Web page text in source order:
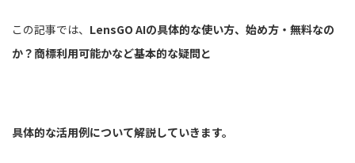
この記事では、 LensGO AIの具体的な使い方、始め方・無料なの
か？商標利用可能かなど基本的な疑問と
具体的な活用例について解説していきます。